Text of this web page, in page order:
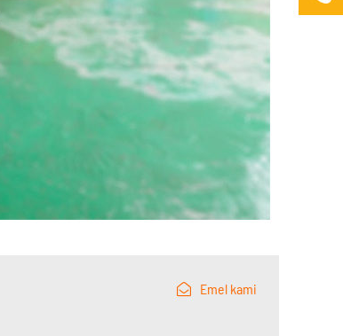
Emel kami